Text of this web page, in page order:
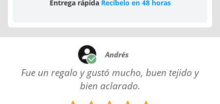
Entrega rápida Recíbelo en 48 horas
Andrés
Fue un regalo y gustó mucho, buen tejido y
bien aclarado.